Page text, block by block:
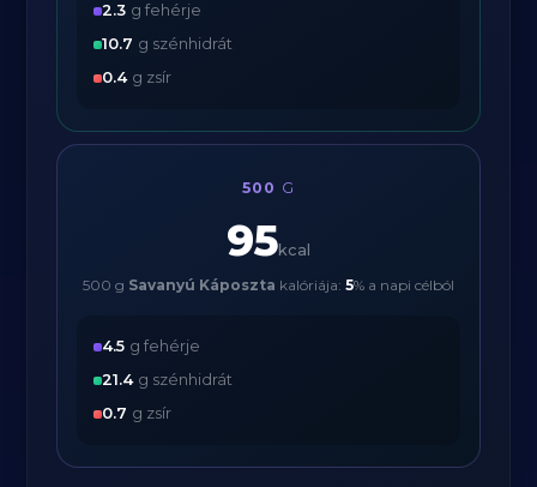
2.3 g fehérje
10.7 g szénhidrát
0.4 g zsír
500 G
95kcal
500 g Savanyú Káposzta kalóriája: 5% a napi célból
4.5 g fehérje
21.4 g szénhidrát
0.7 g zsír